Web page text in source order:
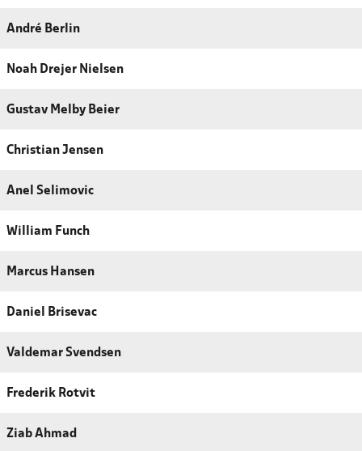
André Berlin
Noah Drejer Nielsen
Gustav Melby Beier
Christian Jensen
Anel Selimovic
William Funch
Marcus Hansen
Daniel Brisevac
Valdemar Svendsen
Frederik Rotvit
Ziab Ahmad